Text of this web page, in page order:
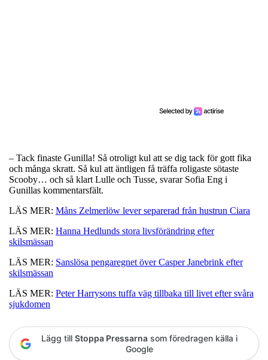
– Tack finaste Gunilla! Så otroligt kul att se dig tack för gott fika
och många skratt. Så kul att äntligen få träffa roligaste sötaste
Scooby… och så klart Lulle och Tusse, svarar Sofia Eng i
Gunillas kommentarsfält.
LÄS MER: Måns Zelmerlöw lever separerad från hustrun Ciara
LÄS MER: Hanna Hedlunds stora livsförändring efter
skilsmässan
LÄS MER: Sanslösa pengaregnet över Casper Janebrink efter
skilsmässan
LÄS MER: Peter Harrysons tuffa väg tillbaka till livet efter svåra
sjukdomen
Lägg till Stoppa Pressarna som föredragen källa i
Google